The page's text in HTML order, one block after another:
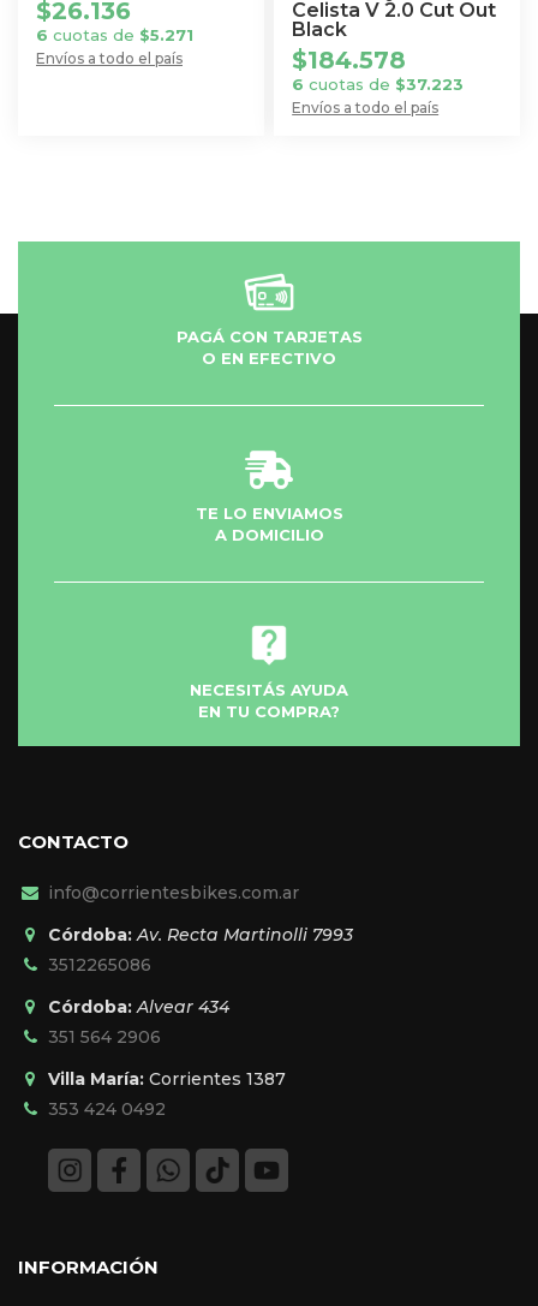
Envíos a todo el país
$26.136
6 cuotas de $5.271
Celista V 2.0 Cut Out
Black
Envíos a todo el país
$184.578
6 cuotas de $37.223
PAGÁ CON TARJETAS
O EN EFECTIVO
TE LO ENVIAMOS
A DOMICILIO
NECESITÁS AYUDA
EN TU COMPRA?
CONTACTO
info@corrientesbikes.com.ar
Córdoba:Av. Recta Martinolli 7993
3512265086
Córdoba:Alvear 434
351 564 2906
Villa María: Corrientes 1387
353 424 0492
INFORMACIÓN